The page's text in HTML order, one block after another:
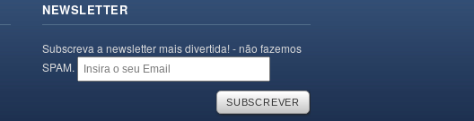
NEWSLETTER
Subscreva a newsletter mais divertida! - não fazemos
SPAM.